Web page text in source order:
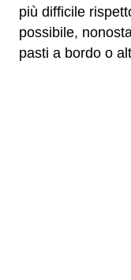
più difficile
possibile,
pasti a bordo o